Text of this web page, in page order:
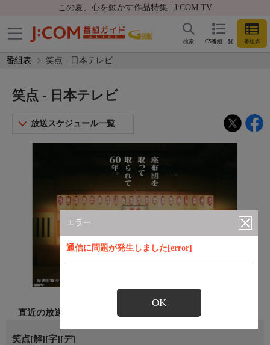
この夏、心を動かす作品特集 | J:COM TV
CS番組一覧 番組表
検索
番組表 笑点 - 日本テレビ
エラー
通信に問題が発生しました[error]
OK
笑点 - 日本テレビ
放送スケジュール一覧
直近の放送
笑点[解][字][デ]